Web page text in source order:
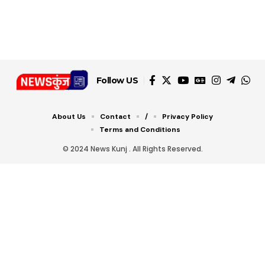
Follow US
© 2024 News Kunj . All Rights Reserved.
About Us Contact /
Privacy Policy
Terms and Conditions